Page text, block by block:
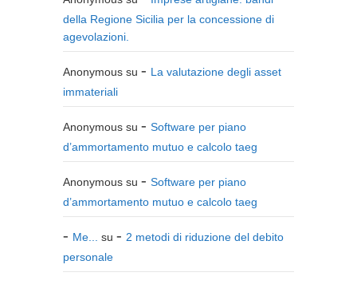
della Regione Sicilia per la concessione di
agevolazioni.
Anonymous su
La valutazione degli asset
immateriali
Anonymous su
Software per piano
d’ammortamento mutuo e calcolo taeg
Anonymous su
Software per piano
d’ammortamento mutuo e calcolo taeg
Me... su
2 metodi di riduzione del debito
personale